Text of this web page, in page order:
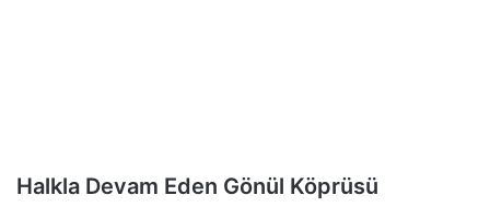
Halkla Devam Eden Gönül Köprüsü